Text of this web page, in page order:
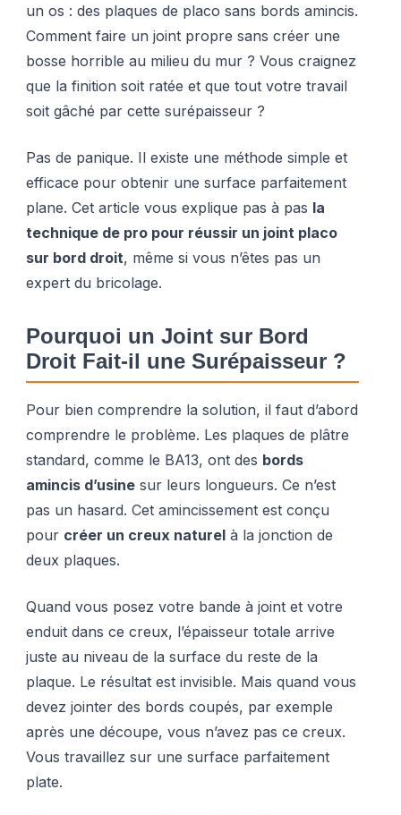
un os : des plaques de placo sans bords amincis.
Comment faire un joint propre sans créer une
bosse horrible au milieu du mur ? Vous craignez
que la finition soit ratée et que tout votre travail
soit gâché par cette surépaisseur ?
Pas de panique. Il existe une méthode simple et
efficace pour obtenir une surface parfaitement
plane. Cet article vous explique pas à pas la
technique de pro pour réussir un joint placo
sur bord droit, même si vous n’êtes pas un
expert du bricolage.
Pourquoi un Joint sur Bord
Droit Fait-il une Surépaisseur ?
Pour bien comprendre la solution, il faut d’abord
comprendre le problème. Les plaques de plâtre
standard, comme le BA13, ont des bords
amincis d’usine sur leurs longueurs. Ce n’est
pas un hasard. Cet amincissement est conçu
pour créer un creux naturel à la jonction de
deux plaques.
Quand vous posez votre bande à joint et votre
enduit dans ce creux, l’épaisseur totale arrive
juste au niveau de la surface du reste de la
plaque. Le résultat est invisible. Mais quand vous
devez jointer des bords coupés, par exemple
après une découpe, vous n’avez pas ce creux.
Vous travaillez sur une surface parfaitement
plate.